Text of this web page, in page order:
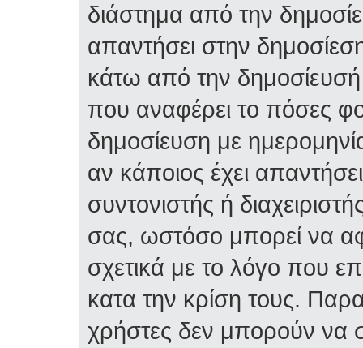
διάστημα από την
απαντήσει στην
κάτω από την
που αναφέρει το πόσες
δημοσίευση με
αν κάποιος έχει
συντονιστής ή
σας, ωστόσο μπορεί να
σχετικά με το λόγο που
κατα την κρίση τους.
χρήστες δεν μπορούν να